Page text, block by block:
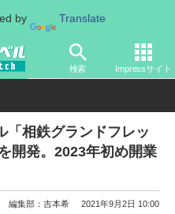
by Translate
検索 Impressサイト
・旅館
「相鉄グランドフレッ
開発。2023年初め開業
編集部：吉本希 2021年9月2日 10:00